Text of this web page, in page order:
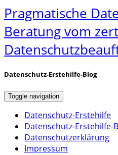
Pragmatische
Beratung vom
Datenschutz-Erstehilfe-Blog
Toggle navigation
Datenschutz-Erstehilfe
Datenschutz-Erstehilfe-
Datenschutzerklärung
Impressum